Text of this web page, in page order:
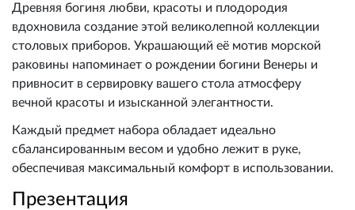
Древняя богиня любви, красоты и плодородия
вдохновила создание этой великолепной коллекции
столовых приборов. Украшающий её мотив морской
раковины напоминает о рождении богини Венеры и
привносит в сервировку вашего стола атмосферу
вечной красоты и изысканной элегантности.
Каждый предмет набора обладает идеально
сбалансированным весом и удобно лежит в руке,
обеспечивая максимальный комфорт в использовании.
Презентация